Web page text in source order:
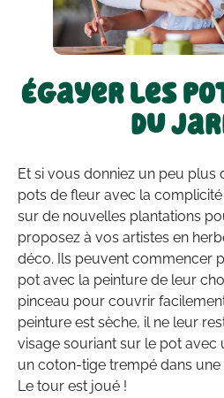
Égayer les
du
Et si vous donniez un peu plus
pots de fleur avec la
sur de nouvelles plantations
proposez à vos artistes en
déco. Ils peuvent commencer
pot avec la peinture de leur
pinceau pour couvrir
peinture est sèche, il ne leur
visage souriant sur le pot avec
un coton-tige trempé dans
Le tour est joué !